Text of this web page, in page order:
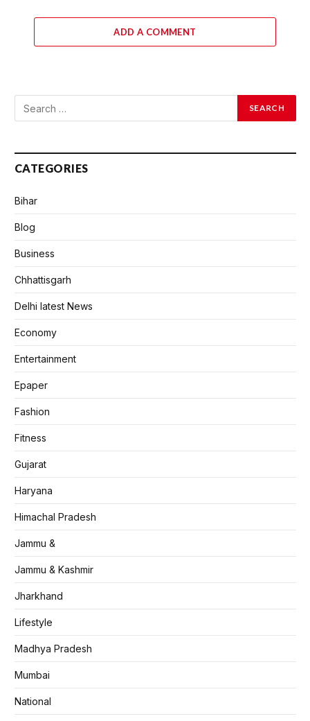
ADD A COMMENT
CATEGORIES
Bihar
Blog
Business
Chhattisgarh
Delhi latest News
Economy
Entertainment
Epaper
Fashion
Fitness
Gujarat
Haryana
Himachal Pradesh
Jammu &
Jammu & Kashmir
Jharkhand
Lifestyle
Madhya Pradesh
Mumbai
National